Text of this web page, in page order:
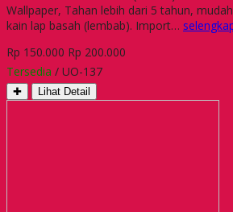
Wallpaper, Tahan lebih dari 5 tahun,
kain lap basah (lembab). Import…
Rp 150.000 Rp 200.000
Tersedia / UO-137
✚ Lihat Detail